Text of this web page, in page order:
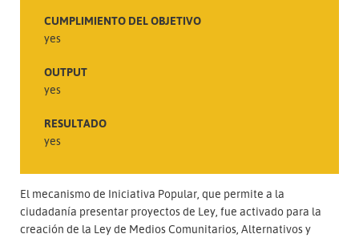
CUMPLIMIENTO DEL OBJETIVO
yes
OUTPUT
yes
RESULTADO
yes
El mecanismo de Iniciativa Popular, que permite a la
ciudadanía presentar proyectos de Ley, fue activado para la
creación de la Ley de Medios Comunitarios, Alternativos y